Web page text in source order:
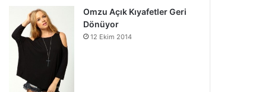
Omzu Açık Kıyafetler Geri
Dönüyor
12 Ekim 2014